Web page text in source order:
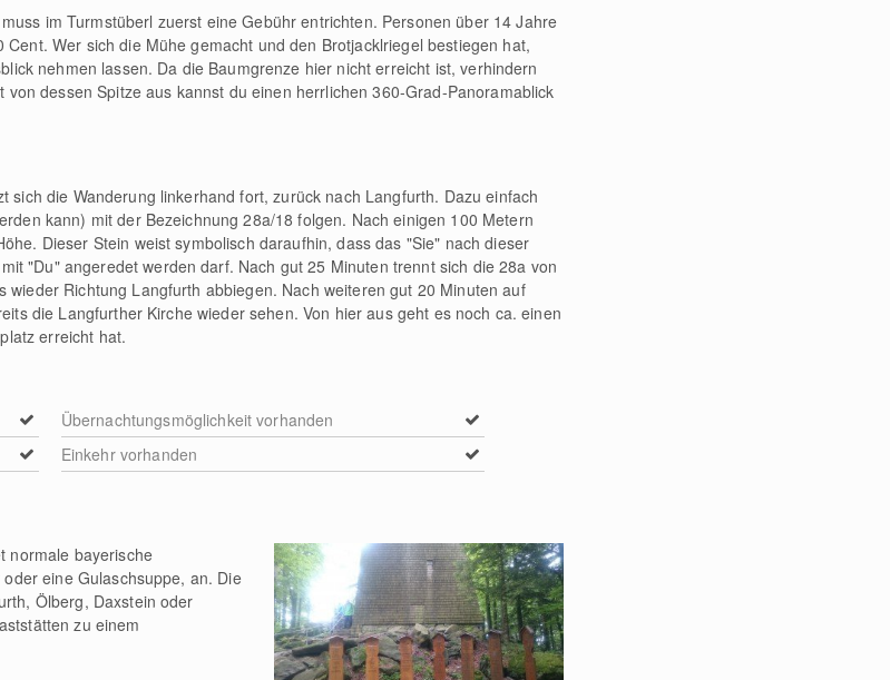
im Turmstüberl zuerst eine Gebühr entrichten. Personen über 14 Jahre
Wer sich die Mühe gemacht und den Brotjacklriegel bestiegen hat,
nehmen lassen. Da die Baumgrenze hier nicht erreicht ist, verhindern
dessen Spitze aus kannst du einen herrlichen 360-Grad-Panoramablick
die Wanderung linkerhand fort, zurück nach Langfurth. Dazu einfach
kann) mit der Bezeichnung 28a/18 folgen. Nach einigen 100 Metern
Dieser Stein weist symbolisch daraufhin, dass das "Sie" nach dieser
"Du" angeredet werden darf. Nach gut 25 Minuten trennt sich die 28a von
Richtung Langfurth abbiegen. Nach weiteren gut 20 Minuten auf
die Langfurther Kirche wieder sehen. Von hier aus geht es noch ca. einen
erreicht hat.
Übernachtungsmöglichkeit vorhanden
Einkehr vorhanden
normale bayerische
eine Gulaschsuppe, an. Die
Ölberg, Daxstein oder
zu einem